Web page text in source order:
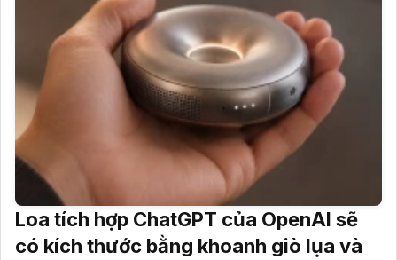
Loa tích hợp ChatGPT của OpenAI sẽ
có kích thước bằng khoanh giò lụa và